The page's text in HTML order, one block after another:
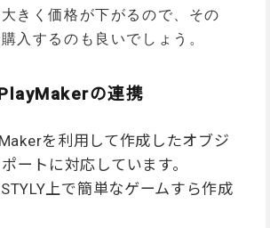
きく価格が下がるので、その
入するのも良いでしょう。
の連携
を利用して作成したオブジ
ートに対応しています。
上で簡単なゲームすら作成